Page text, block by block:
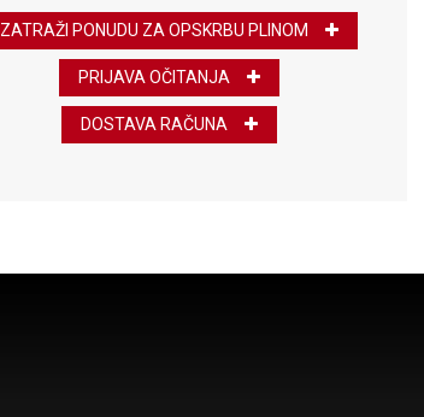
ZATRAŽI PONUDU ZA OPSKRBU PLINOM
PRIJAVA OČITANJA
DOSTAVA RAČUNA